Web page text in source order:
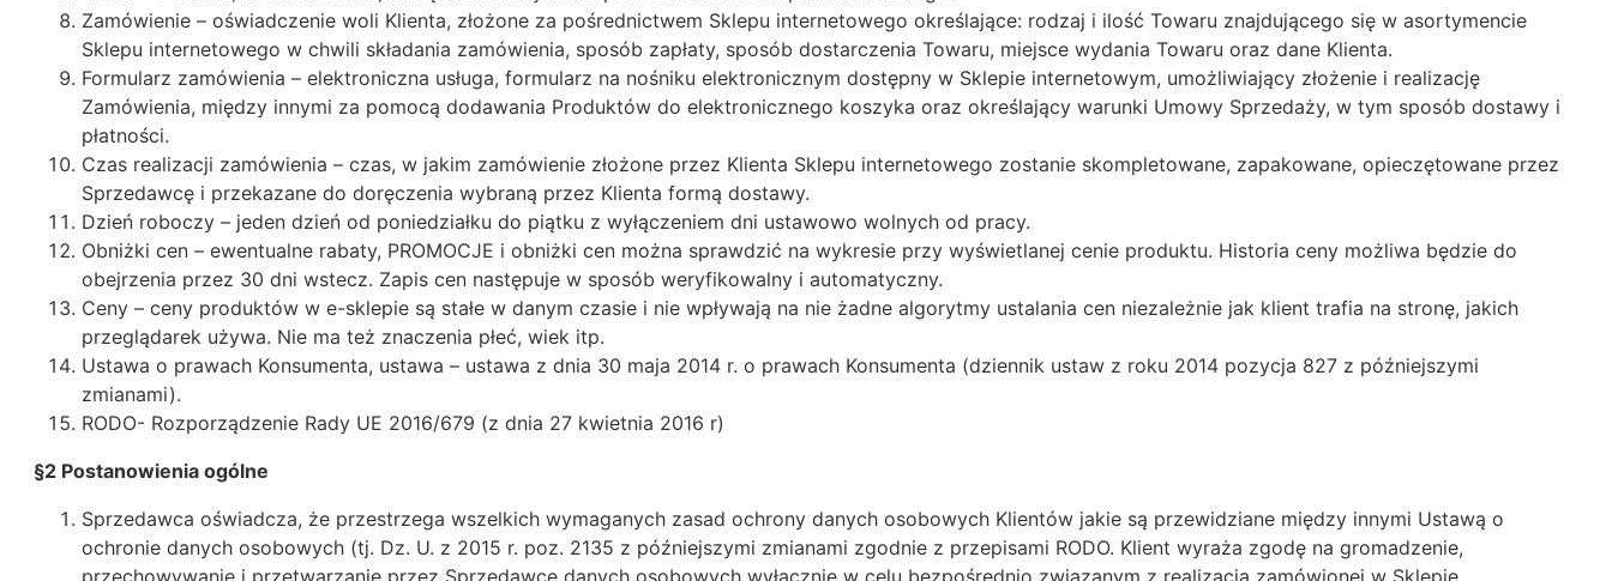
Zamówienie – oświadczenie woli Klienta, złożone za pośrednictwem Sklepu internetowego określające: rodzaj i ilość Towaru znajdującego się w asortymencie
Sklepu internetowego w chwili składania zamówienia, sposób zapłaty, sposób dostarczenia Towaru, miejsce wydania Towaru oraz dane Klienta.
Formularz zamówienia – elektroniczna usługa, formularz na nośniku elektronicznym dostępny w Sklepie internetowym, umożliwiający złożenie i realizację
Zamówienia, między innymi za pomocą dodawania Produktów do elektronicznego koszyka oraz określający warunki Umowy Sprzedaży, w tym sposób dostawy i
płatności.
Czas realizacji zamówienia – czas, w jakim zamówienie złożone przez Klienta Sklepu internetowego zostanie skompletowane, zapakowane, opieczętowane przez
Sprzedawcę i przekazane do doręczenia wybraną przez Klienta formą dostawy.
Dzień roboczy – jeden dzień od poniedziałku do piątku z wyłączeniem dni ustawowo wolnych od pracy.
Obniżki cen – ewentualne rabaty, PROMOCJE i obniżki cen można sprawdzić na wykresie przy wyświetlanej cenie produktu. Historia ceny możliwa będzie do
obejrzenia przez 30 dni wstecz. Zapis cen następuje w sposób weryfikowalny i automatyczny.
Ceny – ceny produktów w e-sklepie są stałe w danym czasie i nie wpływają na nie żadne algorytmy ustalania cen niezależnie jak klient trafia na stronę, jakich
przeglądarek używa. Nie ma też znaczenia płeć, wiek itp.
Ustawa o prawach Konsumenta, ustawa – ustawa z dnia 30 maja 2014 r. o prawach Konsumenta (dziennik ustaw z roku 2014 pozycja 827 z późniejszymi
zmianami).
RODO- Rozporządzenie Rady UE 2016/679 (z dnia 27 kwietnia 2016 r)
§2 Postanowienia ogólne
Sprzedawca oświadcza, że przestrzega wszelkich wymaganych zasad ochrony danych osobowych Klientów jakie są przewidziane między innymi Ustawą o
ochronie danych osobowych (tj. Dz. U. z 2015 r. poz. 2135 z późniejszymi zmianami zgodnie z przepisami RODO. Klient wyraża zgodę na gromadzenie,